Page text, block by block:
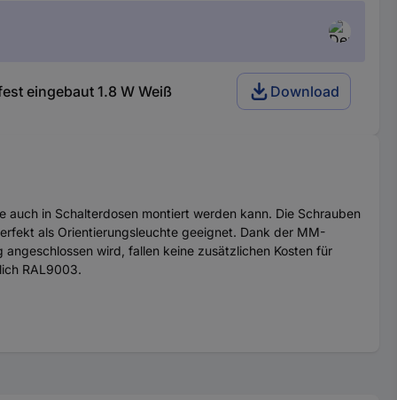
eingebaut 1.8 W Weiß Download
in Schalterdosen montiert werden kann. Die Schrauben
als Orientierungsleuchte geeignet. Dank der MM-
wird, fallen keine zusätzlichen Kosten für
RAL9003.